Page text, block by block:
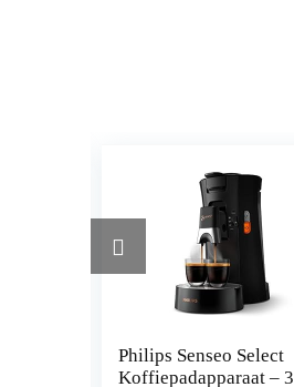
Philips Senseo Select
Koffiepadapparaat – 3